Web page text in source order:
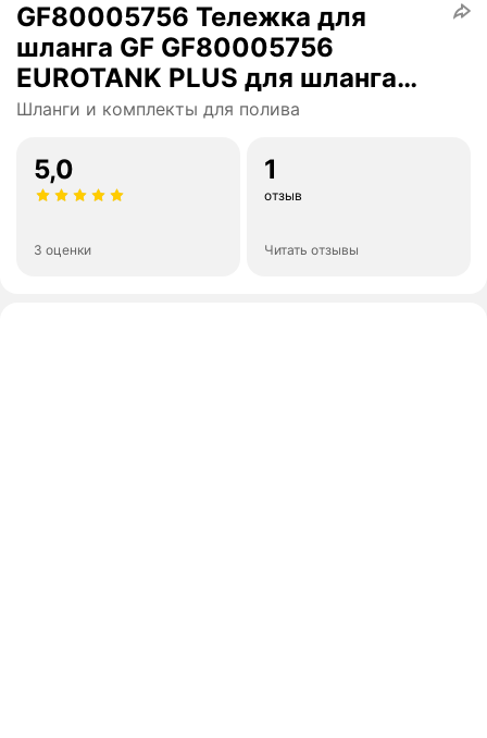
GF80005756 Тележка для
шланга GF GF80005756
EUROTANK PLUS для шланга
60м в комплекте со шлангом
Шланги и комплекты для полива
5,0
3 оценки
1
отзыв
Читать отзывы